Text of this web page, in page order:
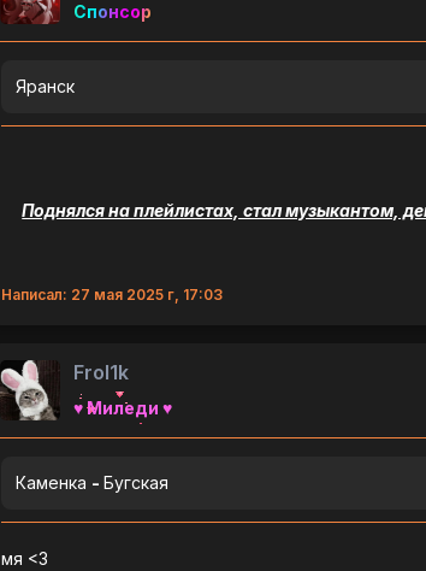
Спонсор
Яранск
Поднялся на плейлистах, стал музыкантом,
Написал: 27 мая 2025 г, 17:03
Frol1k
♥ Миледи ♥
Каменка - Бугская
мя <3